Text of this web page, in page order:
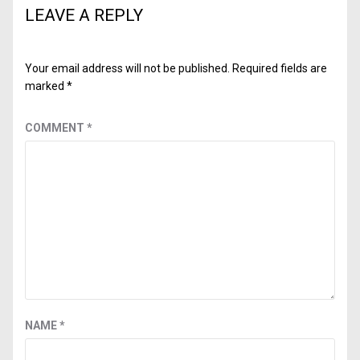
LEAVE A REPLY
Your email address will not be published. Required fields are
marked *
COMMENT *
NAME*